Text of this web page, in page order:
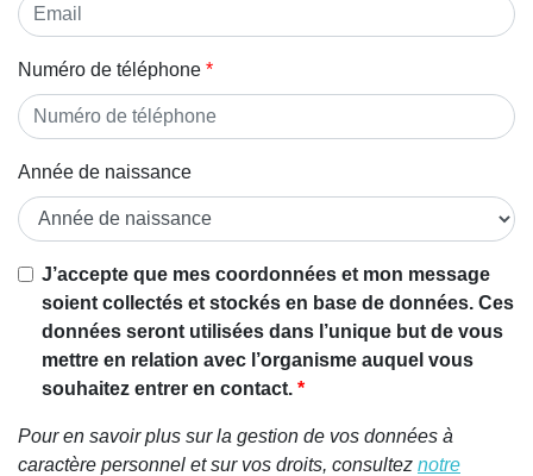
Numéro de téléphone
Année de naissance
Si vous
êtes un
être
humain,
ignorez
champ
J’accepte que mes coordonnées et mon message
soient collectés et stockés en base de données. Ces
données seront utilisées dans l’unique but de vous
mettre en relation avec l’organisme auquel vous
souhaitez entrer en contact.
Pour en savoir plus sur la gestion de vos données à
caractère personnel et sur vos droits, consultez notre